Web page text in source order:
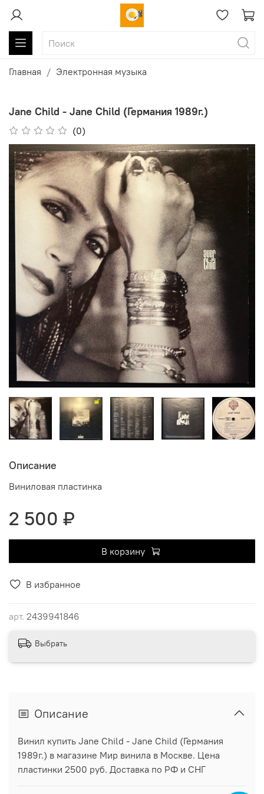
Главная Электронная музыка
Jane Child - Jane Child (Германия 1989г.)
(0)
В избранное
арт. 2439941846
Описание
Виниловая пластинка
2 500 ₽
В корзину
Выбрать
Описание
Винил купить Jane Child - Jane Child (Германия
1989г.) в магазине Мир винила в Москве. Цена
пластинки 2500 руб. Доставка по РФ и СНГ